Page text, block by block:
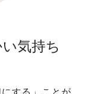
気持ち